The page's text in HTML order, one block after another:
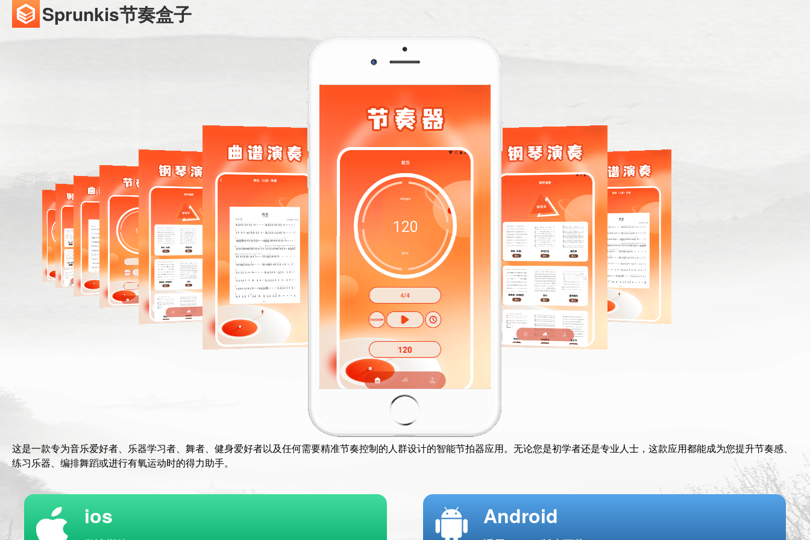
Sprunkis节奏盒子
这是一款专为音乐爱好者、乐器学习者、舞者、健身爱好者以及任何需要精准节奏控制的人群设计的智能节拍器应用。无论您是初学者还是专业人士，这款应用都能成为您提升节奏感、
练习乐器、编排舞蹈或进行有氧运动时的得力助手。
ios Android